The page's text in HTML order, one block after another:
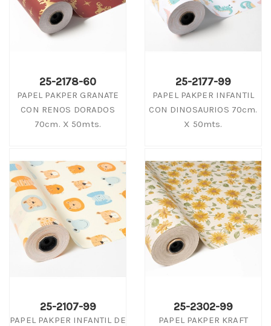
25-2178-60
PAPEL PAKPER GRANATE
CON RENOS DORADOS
70cm. X 50mts.
25-2177-99
PAPEL PAKPER INFANTIL
CON DINOSAURIOS 70cm.
X 50mts.
25-2107-99
PAPEL PAKPER INFANTIL DE
25-2302-99
PAPEL PAKPER KRAFT